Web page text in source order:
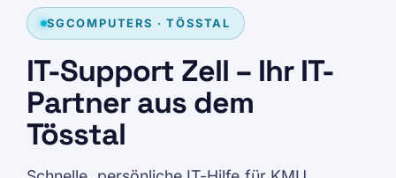
SGCOMPUTERS · TÖSSTAL
IT-Support Zell – Ihr IT-
Partner aus dem
Tösstal